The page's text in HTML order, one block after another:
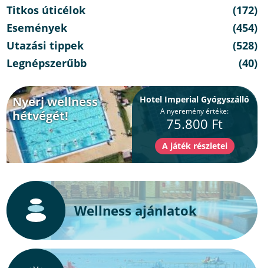
Titkos úticélok
(172)
Események
(454)
Utazási tippek
(528)
Legnépszerűbb
(40)
Nyerj wellness
hétvégét!
Hotel Imperial Gyógyszálló
A nyeremény értéke:
75.800 Ft
Wellness ajánlatok